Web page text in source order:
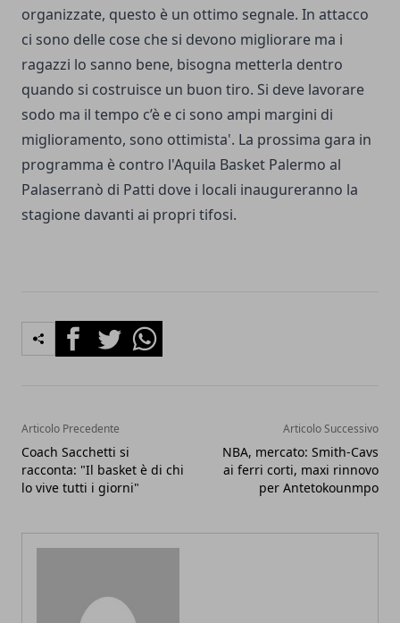
organizzate, questo è un ottimo segnale. In attacco
ci sono delle cose che si devono migliorare ma i
ragazzi lo sanno bene, bisogna metterla dentro
quando si costruisce un buon tiro. Si deve lavorare
sodo ma il tempo c’è e ci sono ampi margini di
miglioramento, sono ottimista'. La prossima gara in
programma è contro l'Aquila Basket Palermo al
Palaserranò di Patti dove i locali inaugureranno la
stagione davanti ai propri tifosi.
FacebookTwitterWhatsapp
Articolo Precedente
Coach Sacchetti si
racconta: "Il basket è di chi
lo vive tutti i giorni"
Articolo Successivo
NBA, mercato: Smith-Cavs
ai ferri corti, maxi rinnovo
per Antetokounmpo